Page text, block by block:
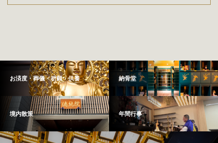
お済度・葬儀・祈願・供養 納骨堂
境内散策 年間行事